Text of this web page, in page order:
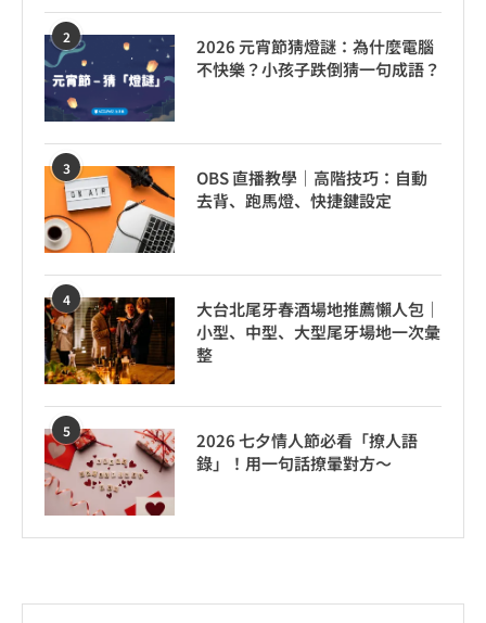
2
2026 元宵節猜燈謎：為什麼電腦
不快樂？小孩子跌倒猜一句成語？
3
OBS 直播教學｜高階技巧：自動
去背、跑馬燈、快捷鍵設定
4
大台北尾牙春酒場地推薦懶人包｜
小型、中型、大型尾牙場地一次彙
整
5
2026 七夕情人節必看「撩人語
錄」！用一句話撩暈對方～